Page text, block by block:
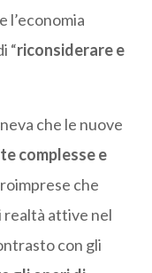
l’economia
“riconsiderare e
che le nuove
complesse e
che
realtà attive nel
con gli